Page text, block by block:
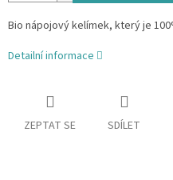
Bio nápojový kelímek, který je
Detailní informace
ZEPTAT SE SDÍLET